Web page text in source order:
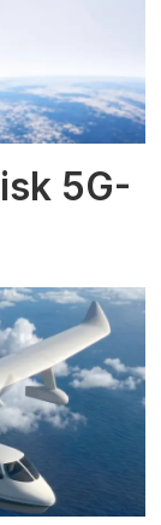
5G-